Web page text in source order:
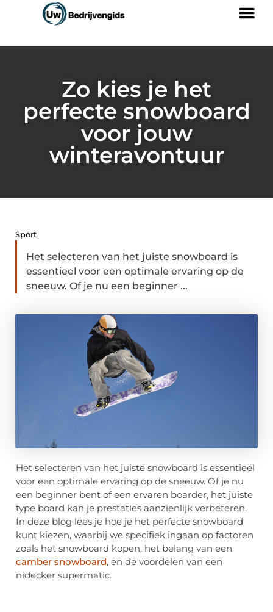
Zo kies je het
perfecte snowboard
voor jouw
winteravontuur
Sport
Het selecteren van het juiste snowboard is
essentieel voor een optimale ervaring op de
sneeuw. Of je nu een beginner ...
Het selecteren van het juiste snowboard is essentieel
voor een optimale ervaring op de sneeuw. Of je nu
een beginner bent of een ervaren boarder, het juiste
type board kan je prestaties aanzienlijk verbeteren.
In deze blog lees je hoe je het perfecte snowboard
kunt kiezen, waarbij we specifiek ingaan op factoren
zoals het snowboard kopen, het belang van een
camber snowboard, en de voordelen van een
nidecker supermatic.